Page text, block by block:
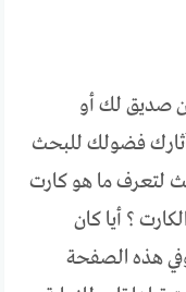
صديق لك أو
فضولك للبحث
لتعرف ما هو كارت
؟ أيا كان
هذه الصفحة